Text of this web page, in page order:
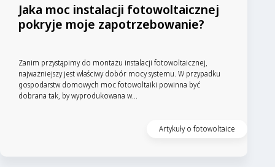
Jaka moc instalacji fotowoltaicznej
pokryje moje zapotrzebowanie?
Zanim przystąpimy do montażu instalacji fotowoltaicznej,
najważniejszy jest właściwy dobór mocy systemu. W przypadku
gospodarstw domowych moc fotowoltaiki powinna być
dobrana tak, by wyprodukowana w...
Artykuły o fotowoltaice